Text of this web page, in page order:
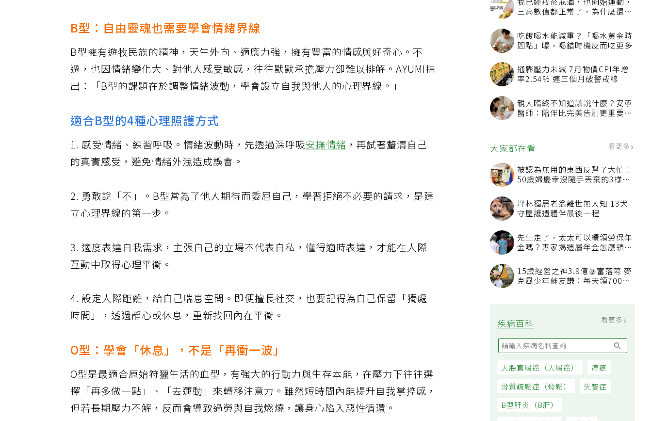
我已經戒菸戒酒，也開始運動，
三高數值都正常了，為什麼還不
吃飯喝水能減重？「喝水黃金時
間點」曝，喝錯時機反而吃更多
通膨壓力未減 7月物價CPI年增
率2.54% 連三個月破警戒線
親人臨終不知道該說什麼？安寧
醫師：陪伴比完美告別更重要，
大家都在看
被認為無用的東西反幫了大忙！
50歲婦慶幸沒隨手丟棄的3樣物
坪林獨居老翁離世無人知 13犬
守屋護遺體伴最後一程
先生走了，太太可以續領勞保年
看順位還要看資格
15歲經營之神3.9億暴富落幕 麥
疾病百科
B型：自由靈魂也需要學會情緒界線
B型擁有遊牧民族的精神，天生外向、適應力強，擁有豐富的情感與好奇心。不
過，也因情緒變化大、對他人感受敏感，往往默默承擔壓力卻難以排解。AYUMI指
出：「B型的課題在於調整情緒波動，學會設立自我與他人的心理界線。」
適合B型的4種心理照護方式
1. 感受情緒、練習呼吸。情緒波動時，先透過深呼吸安撫情緒 ，再試著釐清自己
的真實感受，避免情緒外洩造成誤會。
2. 勇敢說「不」。B型常為了他人期待而委屈自己，學習拒絕不必要的請求，是建
立心理界線的第一步。
3. 適度表達自我需求，主張自己的立場不代表自私，懂得適時表達，才能在人際
互動中取得心理平衡。
4. 設定人際距離，給自己喘息空間。即便擅長社交，也要記得為自己保留「獨處
時間」，透過靜心或休息，重新找回內在平衡。
O型：學會「休息」，不是「再衝一波」
O型是最適合原始狩獵生活的血型，有強大的行動力與生存本能，在壓力下往往選
擇「再多做一點」、「去運動」來轉移注意力。雖然短時間內能提升自我掌控感，
但若長期壓力不解，反而會導致過勞與自我燃燒，讓身心陷入惡性循環。